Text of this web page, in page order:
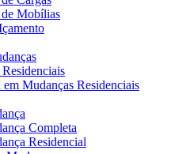
de Mobílias
Mudanças Residenciais
Completa
Residencial